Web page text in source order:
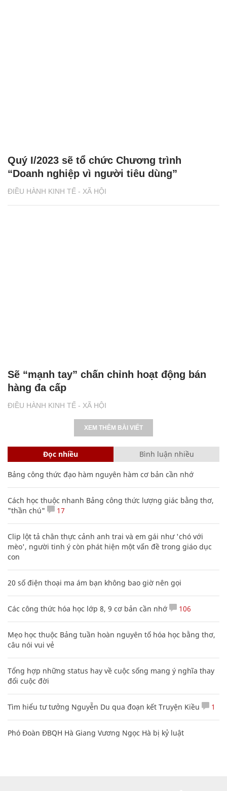
ĐIỀU HÀNH KINH TẾ - XÃ HỘI
Quý I/2023 sẽ tổ chức Chương trình
“Doanh nghiệp vì người tiêu dùng”
ĐIỀU HÀNH KINH TẾ - XÃ HỘI
Sẽ “mạnh tay” chấn chỉnh hoạt động bán
hàng đa cấp
XEM THÊM BÀI VIẾT
Đọc nhiều Bình luận nhiều
Bảng công thức đạo hàm nguyên hàm cơ bản cần nhớ
Cách học thuộc nhanh Bảng công thức lượng giác bằng thơ,
"thần chú"
17
Clip lột tả chân thực cảnh anh trai và em gái như 'chó với
mèo', người tinh ý còn phát hiện một vấn đề trong giáo dục
con
20 số điện thoại ma ám bạn không bao giờ nên gọi
Các công thức hóa học lớp 8, 9 cơ bản cần nhớ 106
Mẹo học thuộc Bảng tuần hoàn nguyên tố hóa học bằng thơ,
câu nói vui vẻ
Tổng hợp những status hay về cuộc sống mang ý nghĩa thay
đổi cuộc đời
Tìm hiểu tư tưởng Nguyễn Du qua đoạn kết Truyện Kiều 1
Phó Đoàn ĐBQH Hà Giang Vương Ngọc Hà bị kỷ luật